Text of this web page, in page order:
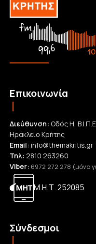
Επικοινωνία
Διεύθυνση: Οδός Η,
Ηράκλειο Κρήτης
Email: info@themakritis.gr
Τηλ: 2810 263260
Viber: 6972 272 278 (μόνο
Μ.Η.Τ. 252085
Σύνδεσμοι